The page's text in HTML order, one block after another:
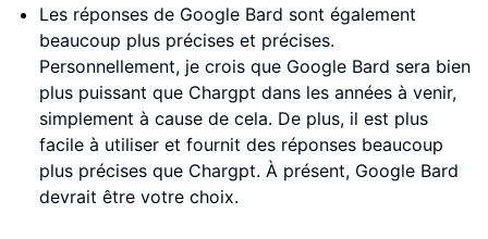
Les réponses de Google Bard sont également
beaucoup plus précises et précises.
Personnellement, je crois que Google Bard sera bien
plus puissant que Chargpt dans les années à venir,
simplement à cause de cela. De plus, il est plus
facile à utiliser et fournit des réponses beaucoup
plus précises que Chargpt. À présent, Google Bard
devrait être votre choix.